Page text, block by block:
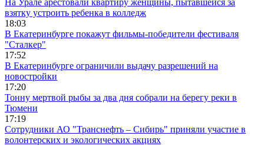
На Урале арестовали квартиру женщины, пытавшейся за
взятку устроить ребенка в колледж
18:03
В Екатеринбурге покажут фильмы-победители фестиваля
"Сталкер"
17:52
В Екатеринбурге ограничили выдачу разрешений на
новостройки
17:20
Тонну мертвой рыбы за два дня собрали на берегу реки в
Тюмени
17:19
Сотрудники АО "Транснефть – Сибирь" приняли участие в
волонтерских и экологических акциях